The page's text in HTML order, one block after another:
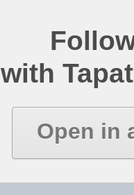
with
Open in